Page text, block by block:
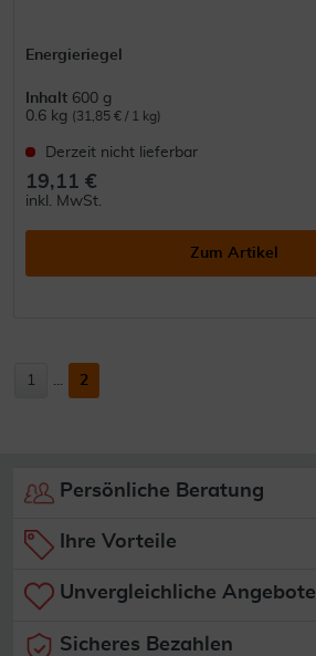
Energieriegel
Inhalt 600 g
0.6 kg (31,85 € / 1 kg)
Derzeit nicht lieferbar
19,11 €
inkl. MwSt.
Zum Artikel
1 ... 2
Persönliche Beratung
Ihre Vorteile
Unvergleichliche Angebote
Sicheres Bezahlen